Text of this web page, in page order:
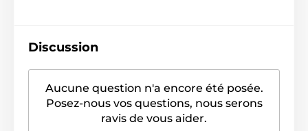
Discussion
Aucune question n'a encore été posée.
Posez-nous vos questions, nous serons
ravis de vous aider.